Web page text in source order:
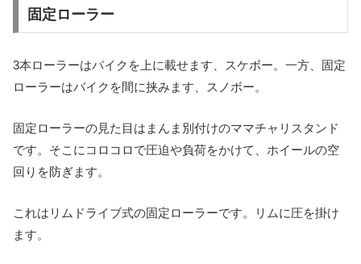
固定ローラー
3本ローラーはバイクを上に載せます、スケボー。一方、固定
ローラーはバイクを間に挟みます、スノボー。
固定ローラーの見た目はまんま別付けのママチャリスタンド
です。そこにコロコロで圧迫や負荷をかけて、ホイールの空
回りを防ぎます。
これはリムドライブ式の固定ローラーです。リムに圧を掛け
ます。